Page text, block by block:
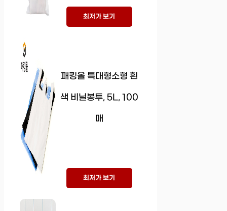
최저가 보기
패킹올 특대형소형 흰
색 비닐봉투, 5L, 100
매
최저가 보기